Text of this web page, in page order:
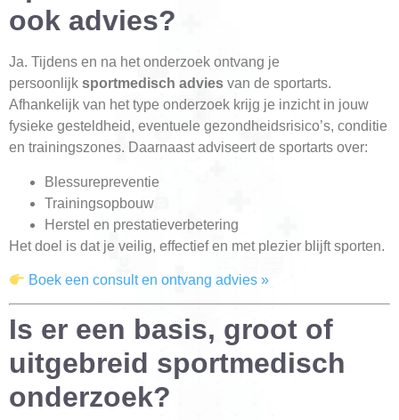
ook advies?
Ja. Tijdens en na het onderzoek ontvang je
persoonlijk sportmedisch advies van de sportarts.
Afhankelijk van het type onderzoek krijg je inzicht in jouw
fysieke gesteldheid, eventuele gezondheidsrisico’s, conditie
en trainingszones. Daarnaast adviseert de sportarts over:
Blessurepreventie
Trainingsopbouw
Herstel en prestatieverbetering
Het doel is dat je veilig, effectief en met plezier blijft sporten.
Boek een consult en ontvang advies »
Is er een basis, groot of
uitgebreid sportmedisch
onderzoek?